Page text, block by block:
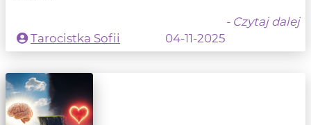
- Czytaj dalej
Tarocistka Sofii
04-11-2025